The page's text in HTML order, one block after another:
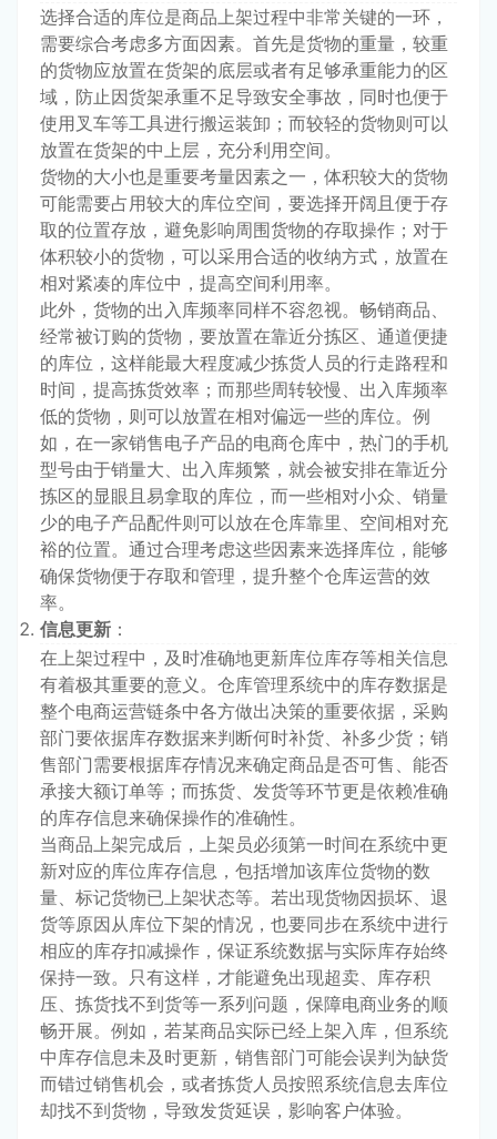
选择合适的库位是商品上架过程中非常关键的一环，
需要综合考虑多方面因素。首先是货物的重量，较重
的货物应放置在货架的底层或者有足够承重能力的区
域，防止因货架承重不足导致安全事故，同时也便于
使用叉车等工具进行搬运装卸；而较轻的货物则可以
放置在货架的中上层，充分利用空间。
货物的大小也是重要考量因素之一，体积较大的货物
可能需要占用较大的库位空间，要选择开阔且便于存
取的位置存放，避免影响周围货物的存取操作；对于
体积较小的货物，可以采用合适的收纳方式，放置在
相对紧凑的库位中，提高空间利用率。
此外，货物的出入库频率同样不容忽视。畅销商品、
经常被订购的货物，要放置在靠近分拣区、通道便捷
的库位，这样能最大程度减少拣货人员的行走路程和
时间，提高拣货效率；而那些周转较慢、出入库频率
低的货物，则可以放置在相对偏远一些的库位。例
如，在一家销售电子产品的电商仓库中，热门的手机
型号由于销量大、出入库频繁，就会被安排在靠近分
拣区的显眼且易拿取的库位，而一些相对小众、销量
少的电子产品配件则可以放在仓库靠里、空间相对充
裕的位置。通过合理考虑这些因素来选择库位，能够
确保货物便于存取和管理，提升整个仓库运营的效
率。
信息更新 ：
在上架过程中，及时准确地更新库位库存等相关信息
有着极其重要的意义。仓库管理系统中的库存数据是
整个电商运营链条中各方做出决策的重要依据，采购
部门要依据库存数据来判断何时补货、补多少货；销
售部门需要根据库存情况来确定商品是否可售、能否
承接大额订单等；而拣货、发货等环节更是依赖准确
的库存信息来确保操作的准确性。
当商品上架完成后，上架员必须第一时间在系统中更
新对应的库位库存信息，包括增加该库位货物的数
量、标记货物已上架状态等。若出现货物因损坏、退
货等原因从库位下架的情况，也要同步在系统中进行
相应的库存扣减操作，保证系统数据与实际库存始终
保持一致。只有这样，才能避免出现超卖、库存积
压、拣货找不到货等一系列问题，保障电商业务的顺
畅开展。例如，若某商品实际已经上架入库，但系统
中库存信息未及时更新，销售部门可能会误判为缺货
而错过销售机会，或者拣货人员按照系统信息去库位
却找不到货物，导致发货延误，影响客户体验。